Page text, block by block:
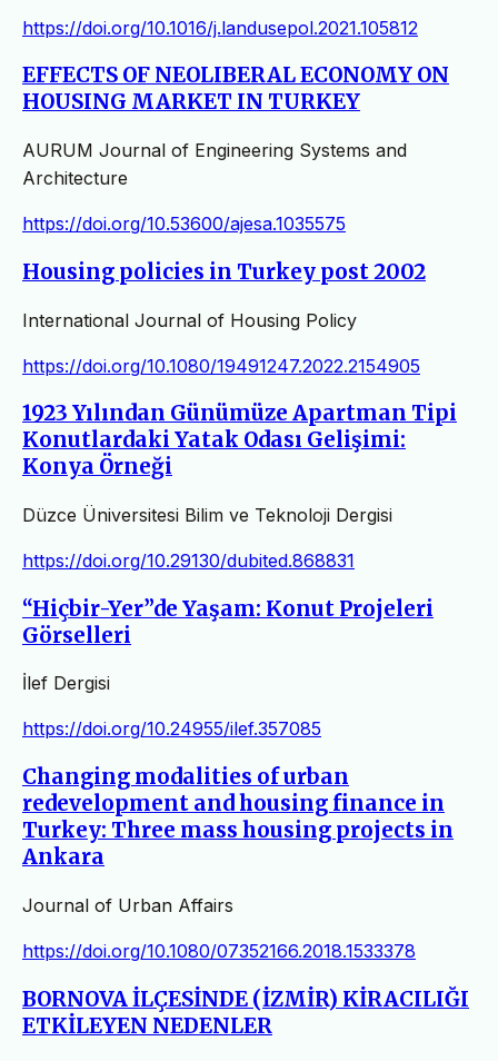
https://doi.org/10.1016/j.landusepol.2021.105812
EFFECTS OF NEOLIBERAL ECONOMY ON
HOUSING MARKET IN TURKEY
AURUM Journal of Engineering Systems and
Architecture
https://doi.org/10.53600/ajesa.1035575
Housing policies in Turkey post 2002
International Journal of Housing Policy
https://doi.org/10.1080/19491247.2022.2154905
1923 Yılından Günümüze Apartman Tipi
Konutlardaki Yatak Odası Gelişimi:
Konya Örneği
Düzce Üniversitesi Bilim ve Teknoloji Dergisi
https://doi.org/10.29130/dubited.868831
“Hiçbir-Yer”de Yaşam: Konut Projeleri
Görselleri
İlef Dergisi
https://doi.org/10.24955/ilef.357085
Changing modalities of urban
redevelopment and housing finance in
Turkey: Three mass housing projects in
Ankara
Journal of Urban Affairs
https://doi.org/10.1080/07352166.2018.1533378
BORNOVA İLÇESİNDE (İZMİR) KİRACILIĞI
ETKİLEYEN NEDENLER